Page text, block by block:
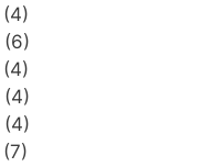
(4)
(6)
(4)
(4)
(4)
(7)